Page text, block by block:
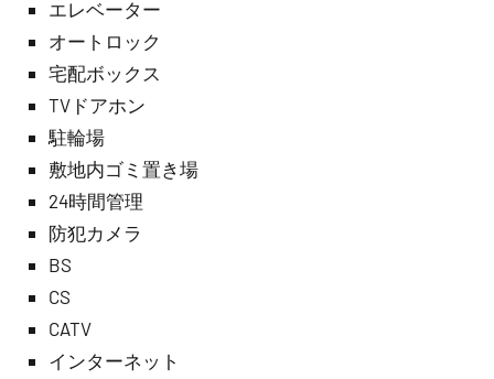
エレベーター
オートロック
宅配ボックス
TVドアホン
駐輪場
敷地内ゴミ置き場
24時間管理
防犯カメラ
BS
CS
CATV
インターネット